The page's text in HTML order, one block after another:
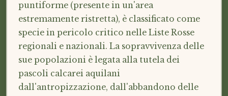
puntiforme (presente in un'area
estremamente ristretta), è classificato come
specie in pericolo critico nelle Liste Rosse
regionali e nazionali. La sopravvivenza delle
sue popolazioni è legata alla tutela dei
pascoli calcarei aquilani
dall'antropizzazione, dall'abbandono delle